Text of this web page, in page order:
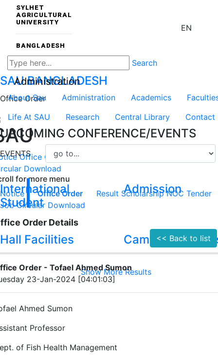
SYLHET
AGRICULTURAL
UNIVERSITY
BANGLADESH
EN
Search
SAUBANGLADESH
About Sau Administration Academics
Life At SAU
Research Central Library Contact
UPCOMING CONFERENCE/EVENTS
EVENTS
International
Student
Admission
Hall Facilities Campus
Show More Results
Administration
Office Order
Office Order Result
Download
for more menu
Notice
Office Order Result Scholarship NOC Tender
Job Circular Download
Order Details
<< Back to list
Order - Tofael Ahmed Sumon
23-Jan-2024 [04:01:03]
Ahmed Sumon
Professor
of Fish Health Management